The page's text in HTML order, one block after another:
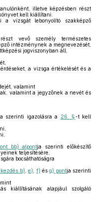
illetve képzésben részt
kell kiállítani.
vizsgát lebonyolító szakképző
vevő személy természetes
intézménynek a megnevezését,
jogviszonyban áll,
a vizsga értékelését és a
valamint
valamint a jegyzőnek a nevét és
szerinti igazolásra a 26. §-t kell
bb) alpontja szerinti előkészítő
teljesítésére,
bocsáthatóságra
b) ,e) f) ésg) pontja szerinti
kiállításának alapjául szolgáló